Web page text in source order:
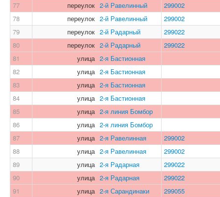
77
переулок 2-й Равелинный
299002
78
переулок 2-й Равелинный
299002
79
переулок 2-й Радарный
299022
80
переулок 2-й Радарный
299022
81
улица 2-я Бастионная
82
улица 2-я Бастионная
83
улица 2-я Бастионная
84
улица 2-я Бастионная
85
улица 2-я линия Бомбор
86
улица 2-я линия Бомбор
87
улица 2-я Равелинная
299002
88
улица 2-я Равелинная
299002
89
улица 2-я Радарная
299022
90
улица 2-я Радарная
299022
91
улица 2-я Сарандинаки
299055